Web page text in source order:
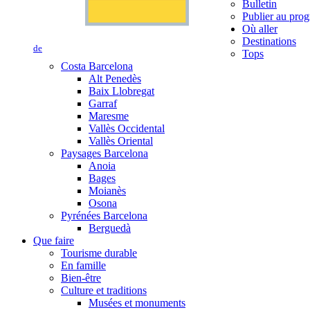
de
Bulletin
Publier au
Où aller
Destinations
Tops
Costa Barcelona
Alt Penedès
Baix Llobregat
Garraf
Maresme
Vallès Occidental
Vallès Oriental
Paysages Barcelona
Anoia
Bages
Moianès
Osona
Pyrénées Barcelona
Berguedà
Que faire
Tourisme durable
En famille
Bien-être
Culture et traditions
Musées et monuments